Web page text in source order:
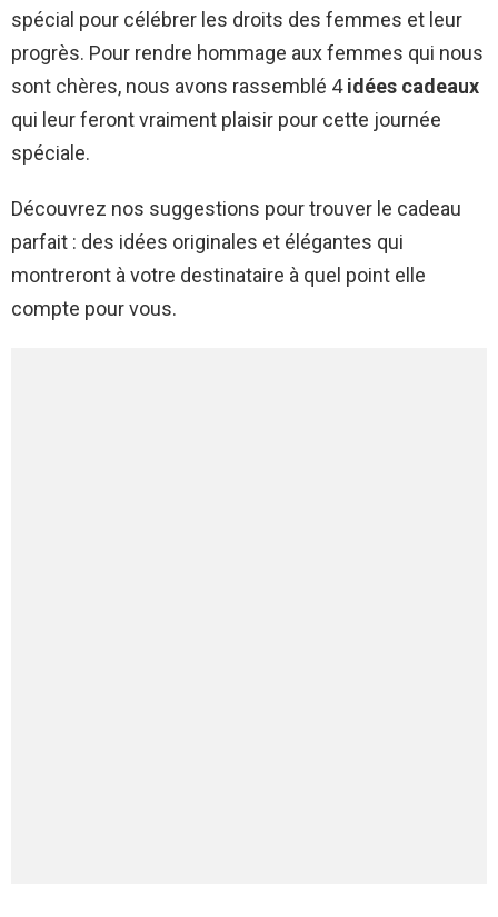
spécial pour célébrer les droits des femmes et leur
progrès. Pour rendre hommage aux femmes qui nous
sont chères, nous avons rassemblé 4idées cadeaux
qui leur feront vraiment plaisir pour cette journée
spéciale.
Découvrez nos suggestions pour trouver le cadeau
parfait : des idées originales et élégantes qui
montreront à votre destinataire à quel point elle
compte pour vous.